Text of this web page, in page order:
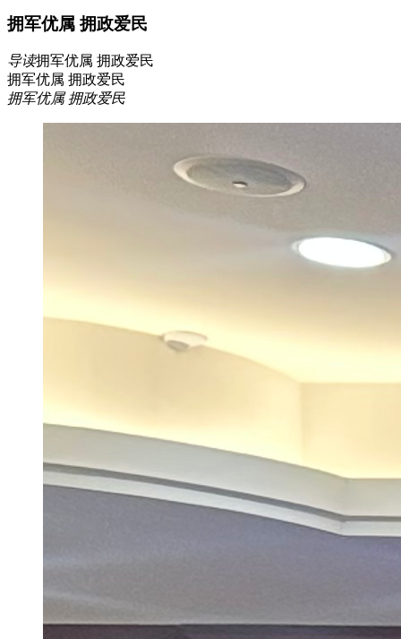
拥军优属 拥政爱民
导读拥军优属 拥政爱民
拥军优属 拥政爱民
拥军优属 拥政爱民